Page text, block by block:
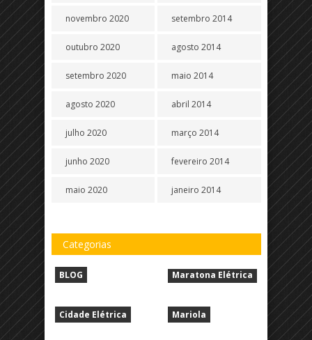
novembro 2020
outubro 2020
setembro 2020
agosto 2020
julho 2020
junho 2020
maio 2020
setembro 2014
agosto 2014
maio 2014
abril 2014
março 2014
fevereiro 2014
janeiro 2014
Categorias
BLOG
Cidade Elétrica
Maratona Elétrica
Mariola